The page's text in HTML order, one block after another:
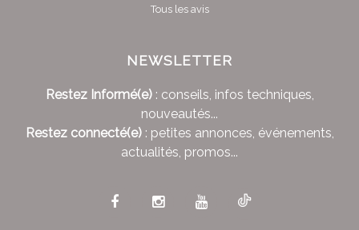
Tous les avis
NEWSLETTER
Restez Informé(e): conseils, infos techniques,
nouveautés...
Restez connecté(e): petites annonces, événements,
actualités, promos...